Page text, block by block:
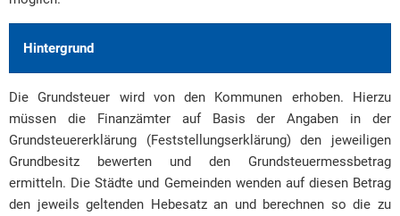
Hintergrund
Die Grundsteuer wird von den Kommunen erhoben. Hierzu
müssen die Finanzämter auf Basis der Angaben in der
Grundsteuererklärung (Feststellungserklärung) den jeweiligen
Grundbesitz bewerten und den Grundsteuermessbetrag
ermitteln. Die Städte und Gemeinden wenden auf diesen Betrag
den jeweils geltenden Hebesatz an und berechnen so die zu